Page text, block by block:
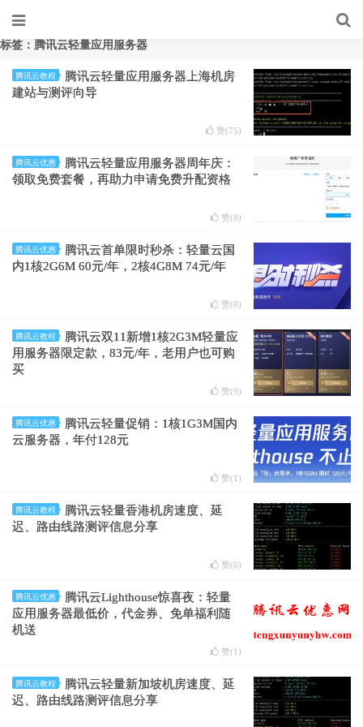
标签：腾讯云轻量应用服务器
腾讯云教程
腾讯云轻量应用服务器上海机房
建站与测评向导
赞(75)
腾讯云优惠
腾讯云轻量应用服务器周年庆：
领取免费套餐，再助力申请免费升配资格
赞(8)
腾讯云优惠
腾讯云首单限时秒杀：轻量云国
内1核2G6M 60元/年，2核4G8M 74元/年
赞(8)
腾讯云教程
腾讯云双11新增1核2G3M轻量应
用服务器限定款，83元/年，老用户也可购
买
赞(9)
腾讯云优惠
腾讯云轻量促销：1核1G3M国内
云服务器，年付128元
赞(1 )
腾讯云教程
腾讯云轻量香港机房速度、延
迟、路由线路测评信息分享
赞(0)
腾讯云优惠
腾讯云Lighthouse惊喜夜：轻量
应用服务器最低价，代金券、免单福利随
机送
赞(1 )
腾讯云教程
腾讯云轻量新加坡机房速度、延
迟、路由线路测评信息分享